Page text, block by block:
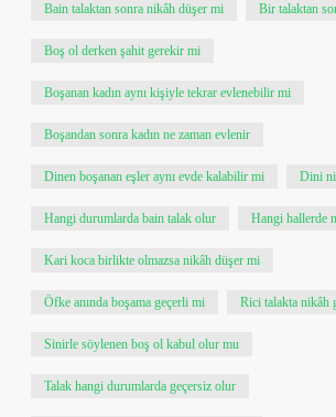
Bain talaktan sonra nikâh düşer mi Bir talaktan
Boş ol derken şahit gerekir mi
Boşanan kadın aynı kişiyle tekrar evlenebilir mi
Boşandan sonra kadın ne zaman evlenir
Dinen boşanan eşler aynı evde kalabilir mi Dini
Hangi durumlarda bain talak olur Hangi hallerde
Kari koca birlikte olmazsa nikâh düşer mi
Öfke anında boşama geçerli mi Rici talakta nikâh
Sinirle söylenen boş ol kabul olur mu
Talak hangi durumlarda geçersiz olur